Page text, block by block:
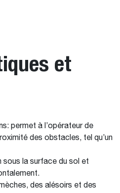
et
permet à l’opérateur de
des obstacles, tel qu’un
sous la surface du sol et
des alésoirs et des